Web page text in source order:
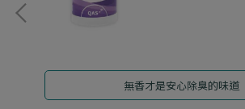
無香才是安心除臭的味道